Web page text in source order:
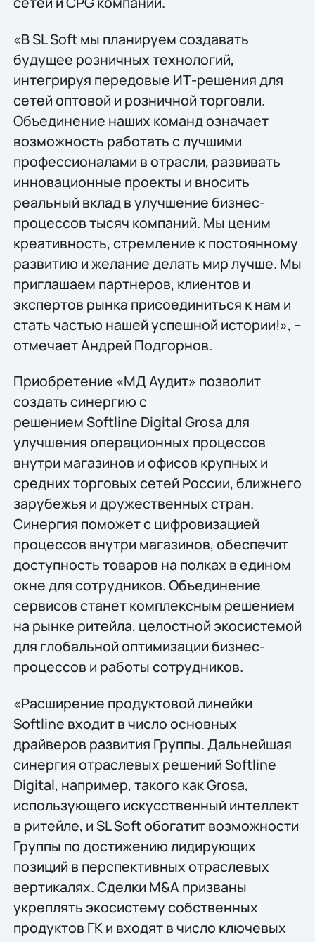
«В SL Soft мы планируем создавать
будущее розничных технологий,
интегрируя передовые ИТ-решения для
сетей оптовой и розничной торговли.
Объединение наших команд означает
возможность работать с лучшими
профессионалами в отрасли, развивать
инновационные проекты и вносить
реальный вклад в улучшение бизнес-
процессов тысяч компаний. Мы ценим
креативность, стремление к постоянному
развитию и желание делать мир лучше. Мы
приглашаем партнеров, клиентов и
экспертов рынка присоединиться к нам и
стать частью нашей успешной истории!», –
отмечает Андрей Подгорнов.
Приобретение «МД Аудит» позволит
создать синергию с
решением Softline Digital Grosa для
улучшения операционных процессов
внутри магазинов и офисов крупных и
средних торговых сетей России, ближнего
зарубежья и дружественных стран.
Синергия поможет с цифровизацией
процессов внутри магазинов, обеспечит
доступность товаров на полках в едином
окне для сотрудников. Объединение
сервисов станет комплексным решением
на рынке ритейла, целостной экосистемой
для глобальной оптимизации бизнес-
процессов и работы сотрудников.
«Расширение продуктовой линейки
Softline входит в число основных
драйверов развития Группы. Дальнейшая
синергия отраслевых решений Softline
Digital, например, такого как Grosa,
использующего искусственный интеллект
в ритейле, и SL Soft обогатит возможности
Группы по достижению лидирующих
позиций в перспективных отраслевых
вертикалях. Сделки M&A призваны
укреплять экосистему собственных
продуктов ГК и входят в число ключевых